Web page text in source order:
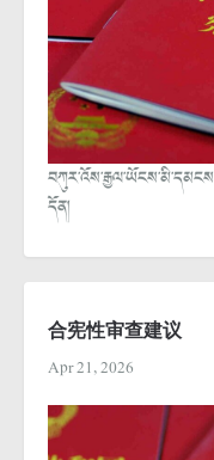
དོན།
合宪性审查建议
Apr 21, 2026